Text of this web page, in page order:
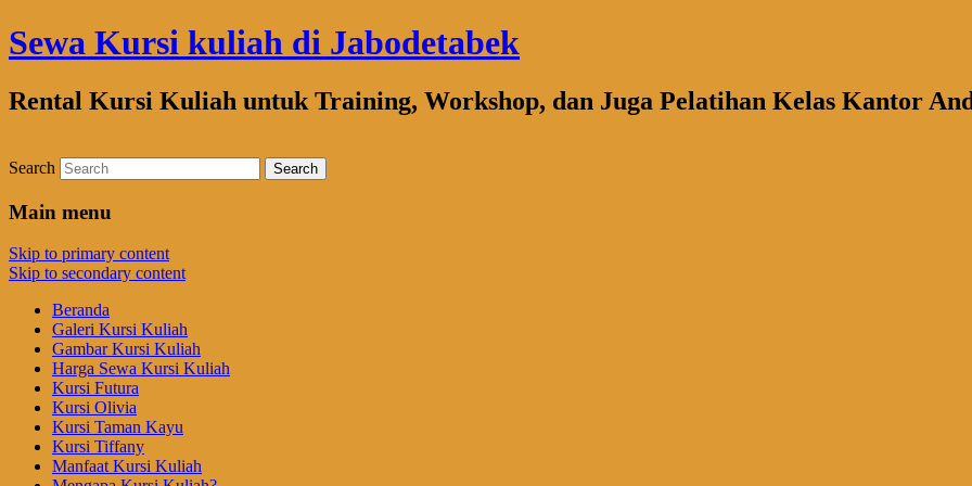
Sewa Kursi kuliah di Jabodetabek
Rental Kursi Kuliah untuk Training, Workshop, dan Juga Pelatihan Kelas Kantor
Search
Main menu
Skip to primary content
Skip to secondary content
Beranda
Galeri Kursi Kuliah
Gambar Kursi Kuliah
Harga Sewa Kursi Kuliah
Kursi Futura
Kursi Olivia
Kursi Taman Kayu
Kursi Tiffany
Manfaat Kursi Kuliah